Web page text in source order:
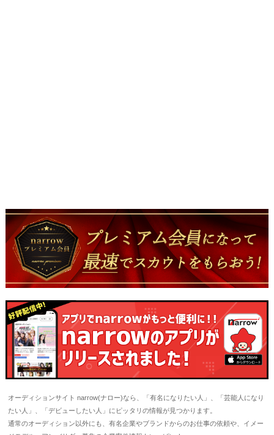
オーディションサイト narrow(ナロー)なら、「有名になりたい人」、「芸能人になり
たい人」、「デビューしたい人」にピッタリの情報が見つかります。
通常のオーディション以外にも、有名企業やブランドからのお仕事の依頼や、イメー